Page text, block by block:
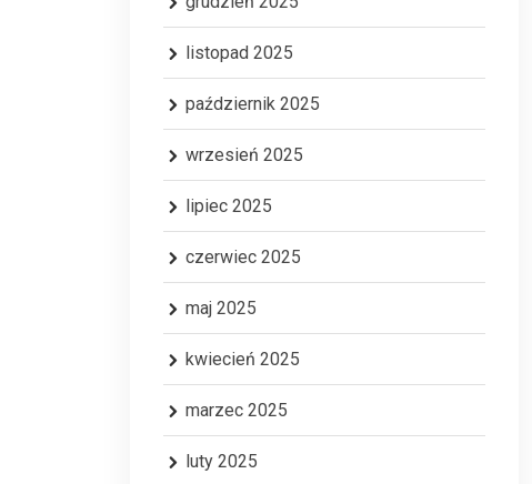
listopad 2025
październik 2025
wrzesień 2025
lipiec 2025
czerwiec 2025
maj 2025
kwiecień 2025
marzec 2025
luty 2025